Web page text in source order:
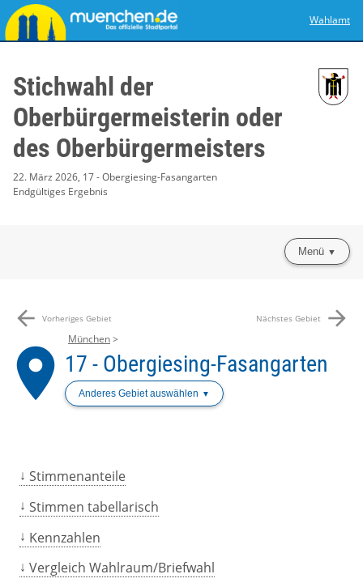
Wahlamt
Stichwahl der
Oberbürgermeisterin oder
des Oberbürgermeisters
22. März 2026, 17 - Obergiesing-Fasangarten
Endgültiges Ergebnis
Menü
arrow_back Vorheriges Gebiet Nächstes Gebiet arrow_forward
place
München
17 - Obergiesing-Fasangarten
Anderes Gebiet auswählen
Stimmenanteile
Stimmen tabellarisch
Kennzahlen
Vergleich Wahlraum/Briefwahl